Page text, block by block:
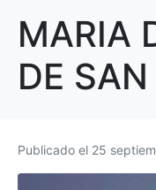
MARIA
DE
Publicado el 25